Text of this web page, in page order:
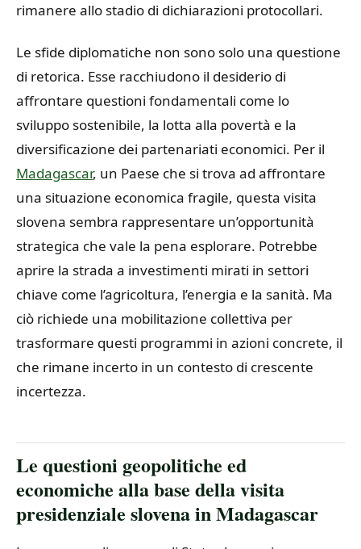
rimanere allo stadio di dichiarazioni protocollari.
Le sfide diplomatiche non sono solo una questione
di retorica. Esse racchiudono il desiderio di
affrontare questioni fondamentali come lo
sviluppo sostenibile, la lotta alla povertà e la
diversificazione dei partenariati economici. Per il
Madagascar, un Paese che si trova ad affrontare
una situazione economica fragile, questa visita
slovena sembra rappresentare un’opportunità
strategica che vale la pena esplorare. Potrebbe
aprire la strada a investimenti mirati in settori
chiave come l’agricoltura, l’energia e la sanità. Ma
ciò richiede una mobilitazione collettiva per
trasformare questi programmi in azioni concrete, il
che rimane incerto in un contesto di crescente
incertezza.
Le questioni geopolitiche ed
economiche alla base della visita
presidenziale slovena in Madagascar